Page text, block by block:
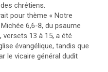
chrétiens.
pour thème « Notre
6,6-8, du psaume
versets 13 à 15, a été
évangélique, tandis que
le vicaire général dudit